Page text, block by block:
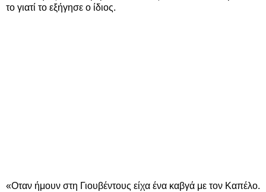
το γιατί το εξήγησε ο ίδιος.
«Οταν ήμουν στη Γιουβέντους είχα ένα καβγά με τον Καπέλο.